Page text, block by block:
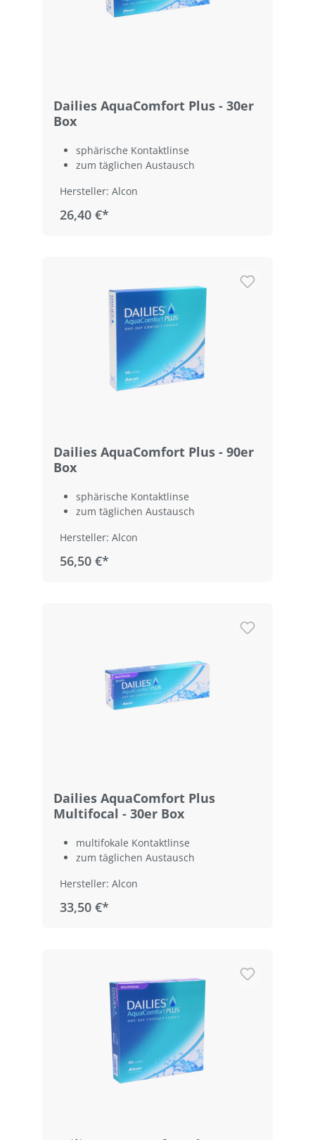
Dailies AquaComfort Plus - 30er
Box
sphärische Kontaktlinse
zum täglichen Austausch
Hersteller: Alcon
26,40 €*
Dailies AquaComfort Plus - 90er
Box
sphärische Kontaktlinse
zum täglichen Austausch
Hersteller: Alcon
56,50 €*
Dailies AquaComfort Plus
Multifocal - 30er Box
multifokale Kontaktlinse
zum täglichen Austausch
Hersteller: Alcon
33,50 €*